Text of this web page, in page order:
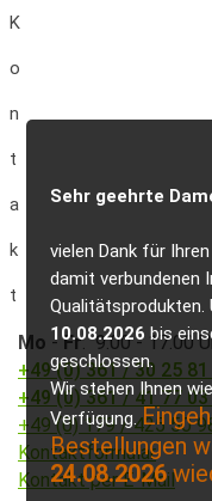
K
o
n
t
a
k
t
Mo -Fr: 9.00 - 17.00
+49 (0) 361 / 30 25
+49 (0) 361 / 41 77
+49 (0) 179 / 425 50
Kontaktformular
Kontakt per E-Mail
Sehr geehrte
vielen Dank für
damit verbundenen
Qualitätsprodukten.
10.08.2026 bis
geschlossen.
Wir stehen Ihnen
Verfügung.
Bestellungen
24.08.2026